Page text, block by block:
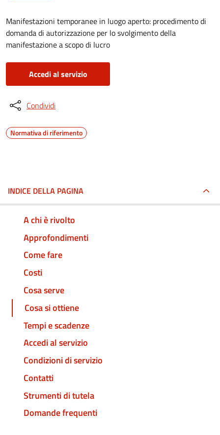
Manifestazioni temporanee in luogo aperto: procedimento di
domanda di autorizzazione per lo svolgimento della
manifestazione a scopo di lucro
Accedi al servizio
Condividi
Normativa di riferimento
INDICE DELLA PAGINA
A chi è rivolto
Approfondimenti
Come fare
Costi
Cosa serve
Cosa si ottiene
Tempi e scadenze
Accedi al servizio
Condizioni di servizio
Contatti
Strumenti di tutela
Domande frequenti